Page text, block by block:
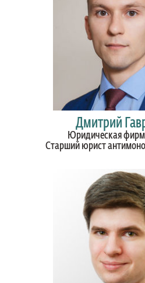
Дмитрий
Юридическая
Старший юрист